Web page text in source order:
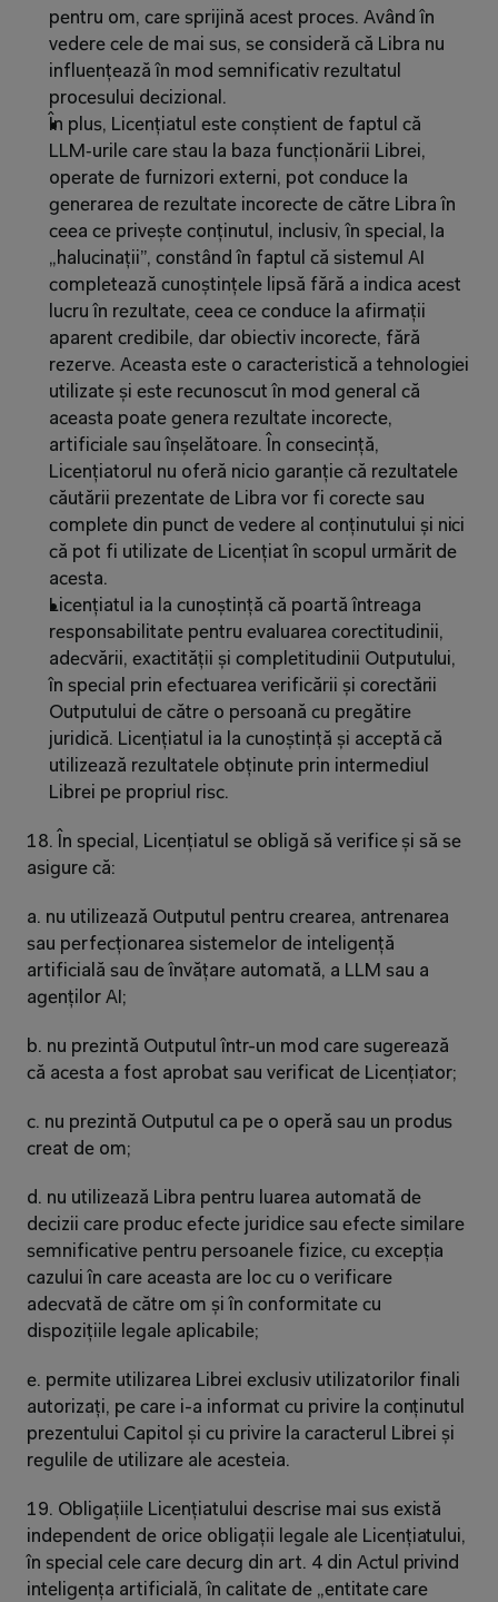
pentru om, care sprijină acest proces. Având în
vedere cele de mai sus, se consideră că Libra nu
influențează în mod semnificativ rezultatul
procesului decizional.
În plus, Licențiatul este conștient de faptul că
LLM‑urile care stau la baza funcționării Librei,
operate de furnizori externi, pot conduce la
generarea de rezultate incorecte de către Libra în
ceea ce privește conținutul, inclusiv, în special, la
„halucinații”, constând în faptul că sistemul AI
completează cunoștințele lipsă fără a indica acest
lucru în rezultate, ceea ce conduce la afirmații
aparent credibile, dar obiectiv incorecte, fără
rezerve. Aceasta este o caracteristică a tehnologiei
utilizate și este recunoscut în mod general că
aceasta poate genera rezultate incorecte,
artificiale sau înșelătoare. În consecință,
Licențiatorul nu oferă nicio garanție că rezultatele
căutării prezentate de Libra vor fi corecte sau
complete din punct de vedere al conținutului și nici
că pot fi utilizate de Licențiat în scopul urmărit de
acesta.
Licențiatul ia la cunoștință că poartă întreaga
responsabilitate pentru evaluarea corectitudinii,
adecvării, exactității și completitudinii Outputului,
în special prin efectuarea verificării și corectării
Outputului de către o persoană cu pregătire
juridică. Licențiatul ia la cunoștință și acceptă că
utilizează rezultatele obținute prin intermediul
Librei pe propriul risc.
18. În special, Licențiatul se obligă să verifice și să se
asigure că:
a. nu utilizează Outputul pentru crearea, antrenarea
sau perfecționarea sistemelor de inteligență
artificială sau de învățare automată, a LLM sau a
agenților AI;
b. nu prezintă Outputul într-un mod care sugerează
că acesta a fost aprobat sau verificat de Licențiator;
c. nu prezintă Outputul ca pe o operă sau un produs
creat de om;
d. nu utilizează Libra pentru luarea automată de
decizii care produc efecte juridice sau efecte similare
semnificative pentru persoanele fizice, cu excepția
cazului în care aceasta are loc cu o verificare
adecvată de către om și în conformitate cu
dispozițiile legale aplicabile;
e. permite utilizarea Librei exclusiv utilizatorilor finali
autorizați, pe care i-a informat cu privire la conținutul
prezentului Capitol și cu privire la caracterul Librei și
regulile de utilizare ale acesteia.
19. Obligațiile Licențiatului descrise mai sus există
independent de orice obligații legale ale Licențiatului,
în special cele care decurg din art. 4 din Actul privind
inteligența artificială, în calitate de „entitate care